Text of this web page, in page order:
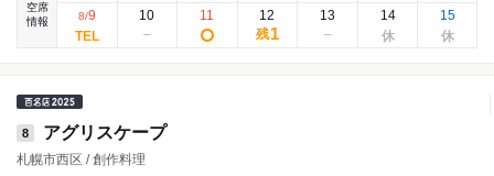
空席
情報
8/9 10 11
12
残1
13 14 15
8 アグリスケープ
札幌市西区 / 創作料理